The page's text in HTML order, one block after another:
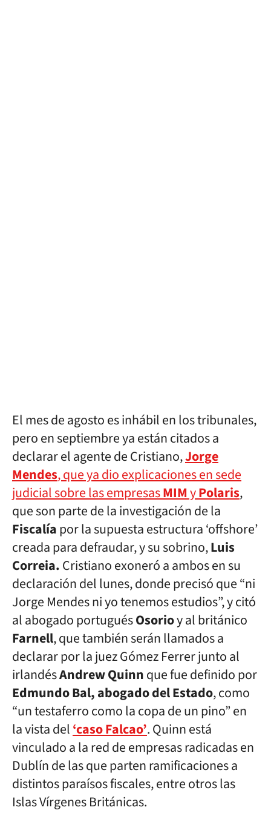
El mes de agosto es inhábil en los tribunales,
pero en septiembre ya están citados a
declarar el agente de Cristiano,Jorge
Mendes, que ya dio explicaciones en sede
judicial sobre las empresasMIMyPolaris,
que son parte de la investigación de la
Fiscalíapor la supuesta estructura ‘offshore’
creada para defraudar, y su sobrino,Luis
Correia.Cristiano exoneró a ambos en su
declaración del lunes, donde precisó que “ni
Jorge Mendes ni yo tenemos estudios”, y citó
al abogado portuguésOsorioy al británico
Farnell, que también serán llamados a
declarar por la juez Gómez Ferrer junto al
irlandésAndrew Quinnque fue definido por
Edmundo Bal, abogado del Estado, como
“un testaferro como la copa de un pino” en
la vista del‘caso Falcao’. Quinn está
vinculado a la red de empresas radicadas en
Dublín de las que parten ramificaciones a
distintos paraísos fiscales, entre otros las
Islas Vírgenes Británicas.